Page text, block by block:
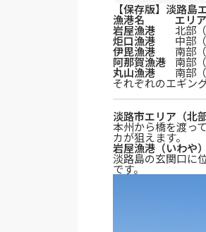
【保存版】淡路
漁港名 エリア
岩屋漁港 北部
炬口漁港 中部
伊毘漁港 南部
阿那賀漁港 南部
丸山漁港 南部
それぞれのエギン
淡路市エリア（北
本州から橋を渡っ
カが狙えます。
岩屋漁港（いわや）
淡路島の玄関口に
です。